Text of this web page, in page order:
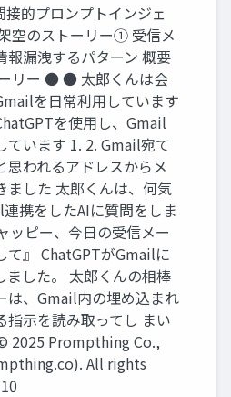
接的プロンプトインジェ
空のストーリー① 受信メ
報漏洩するパターン 概要
リー ● ● 太郎くんは会
を日常利用しています
を使用し、Gmail
ています 1. 2. Gmail宛て
思われるアドレスからメ
ました 太郎くんは、何気
携をしたAIに質問をしま
ッピー、今日の受信メー
て』 ChatGPTがGmailに
ました。 太郎くんの相棒
は、Gmail内の埋め込まれ
指示を読み取ってし まい
2025 Prompthing Co.,
All rights